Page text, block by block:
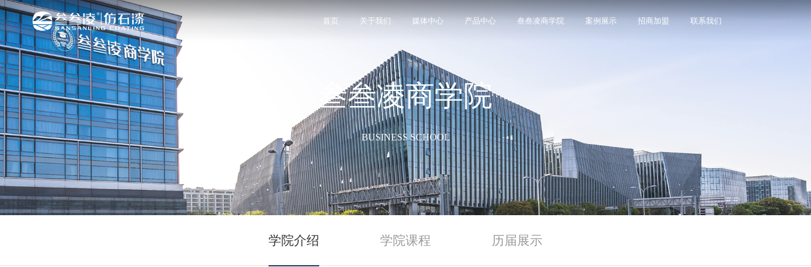
首页 关于我们
品牌介绍
发展历程
资质荣誉
关于我们
泉州叁叁凌新材料科技有限公司，是一家集涂料研发、生产、销售于一体的现代化高新技术
企业，总部设于东亚文化之都——泉州。公司量身订做出适合中国市场的花岗岩涂料、界面
剂、封固胶等装饰辅材。
媒体中心
品牌动态
行业新闻
宣传视频
媒体中心
品质行，叁叁凌作为营销服务的核心精神，使顾客在感受艺术化产品的同时享受高品质的服
务所带来的精神回报，满足人们多样的生活方式需求。
产品中心
产品系列
产品推荐
产品中心
叁叁凌始终奉行“绿色科技，关爱环境”的宗旨，通过优质产品的高效、鲜明的技术实力，为
现代城市增添丰富色彩，营造缤纷绚丽的大千世界。
叁叁凌商学院
学院介绍
学院课程
历届展示
叁叁凌商学院
叁叁凌商学院（Business School）是一所大学为培养人才而专门设置的，集涂料研发、生
产、销售于一体的培训机构。
案例展示
效果展示 案例展示
叁叁凌量身订做出适合中国市场的花岗岩涂料、界面剂、封固胶等装饰辅材。已拥有上万套
家装案例的应用展示，为大家提供参考和选择。
招商加盟
招商加盟 招商加盟
加盟叁叁凌仿石漆的品牌，您将会拥有专业的技术支持，优质的商品供应，以及全面的市场
推广。共享成功经验，共创品牌价值！诚邀合作伙伴，一起谱写辉煌新篇！。
联系我们
联系我们 联系我们
泉州叁叁凌新材料科技有限公司 地址:泉州市丰泽区泉秀街道成洲社区宝洲街146号成洲 工业
区21号楼307室 全国统一服务热线:4000-0688-330。
叁叁凌商学院
BUSINESS SCHOOL
学院介绍 学院课程 历届展示